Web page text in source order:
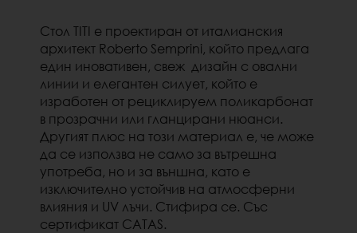
Стол TITI е проектиран от италианския
архитект Roberto Semprini, който предлага
един иновативен, свеж дизайн с овални
линии и елегантен силует, който е
изработен от рециклируем поликарбонат
в прозрачни или гланцирани нюанси.
Другият плюс на този материал е, че може
да се използва не само за вътрешна
употреба, но и за външна, като е
изключително устойчив на атмосферни
влияния и UV лъчи. Стифира се. Със
сертификат CATAS.